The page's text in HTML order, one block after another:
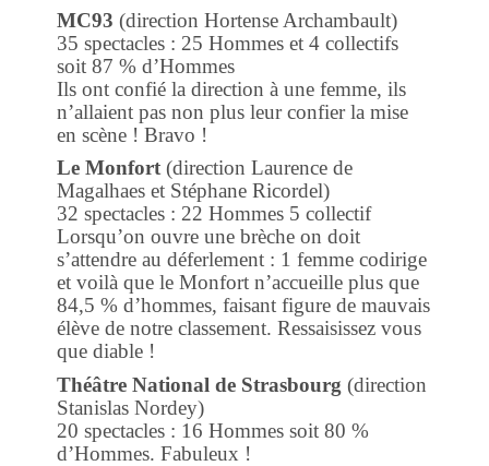
MC93 (direction Hortense Archambault)
35 spectacles : 25 Hommes et 4 collectifs
soit 87 % d’Hommes
Ils ont confié la direction à une femme, ils
n’allaient pas non plus leur confier la mise
en scène ! Bravo !
Le Monfort(direction Laurence de
Magalhaes et Stéphane Ricordel)
32 spectacles : 22 Hommes 5 collectif
Lorsqu’on ouvre une brèche on doit
s’attendre au déferlement : 1 femme codirige
et voilà que le Monfort n’accueille plus que
84,5 % d’hommes, faisant figure de mauvais
élève de notre classement. Ressaisissez vous
que diable !
Théâtre National de Strasbourg(direction
Stanislas Nordey)
20 spectacles : 16 Hommes soit 80 %
d’Hommes. Fabuleux !